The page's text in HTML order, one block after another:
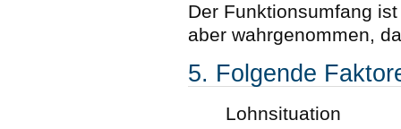
Der Funktionsumfang
aber wahrgenommen,
5. Folgende
Lohnsituation